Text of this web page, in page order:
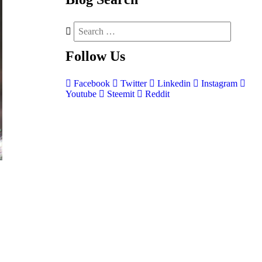
Follow Us
Facebook Twitter Linkedin
Instagram
Youtube
Steemit Reddit